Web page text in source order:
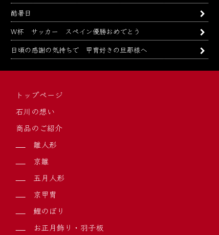
酷暑日
W杯 サッカー スペイン優勝おめでとう
日頃の感謝の気持ちで 甲冑好きの旦那様へ
トップページ
石川の想い
商品のご紹介
雛人形
京雛
五月人形
京甲冑
鯉のぼり
お正月飾り・羽子板